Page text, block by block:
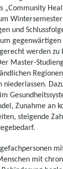
„Community
und
werden zu
Master-
niederlassen.
Zunahme an
steigende
mit